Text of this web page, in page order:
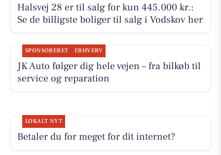
Halsvej 28 er til salg for kun 445.000 kr.:
Se de billigste boliger til salg i Vodskov her
SPONSORERET ERHVERV
JK Auto følger dig hele vejen – fra bilkøb til
service og reparation
LOKALT NYT
Betaler du for meget for dit internet?